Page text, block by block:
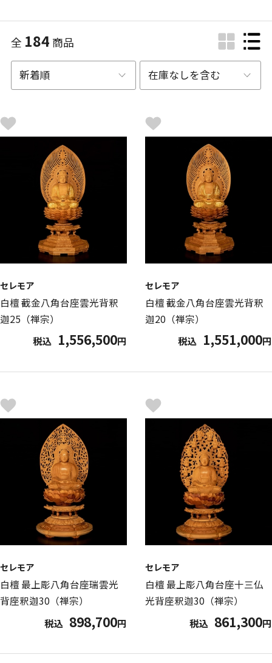
全 184 商品
セレモア
白檀 截金八角台座雲光背釈
迦25（禅宗）
税込 1,556,500円
セレモア
白檀 截金八角台座雲光背釈
迦20（禅宗）
税込 1,551,000円
セレモア
白檀 最上彫八角台座瑞雲光
背座釈迦30（禅宗）
税込 898,700円
セレモア
白檀 最上彫八角台座十三仏
光背座釈迦30（禅宗）
税込 861,300円